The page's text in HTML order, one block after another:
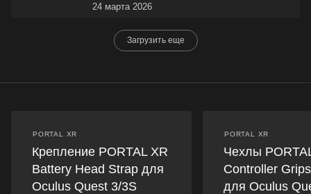
24 марта 2026
Загрузить еще
PORTAL XR
Крепление PORTAL XR
Battery Head Strap для
Oculus Quest 3/3S
PORTAL XR
Чехлы
Controller
для Oculus